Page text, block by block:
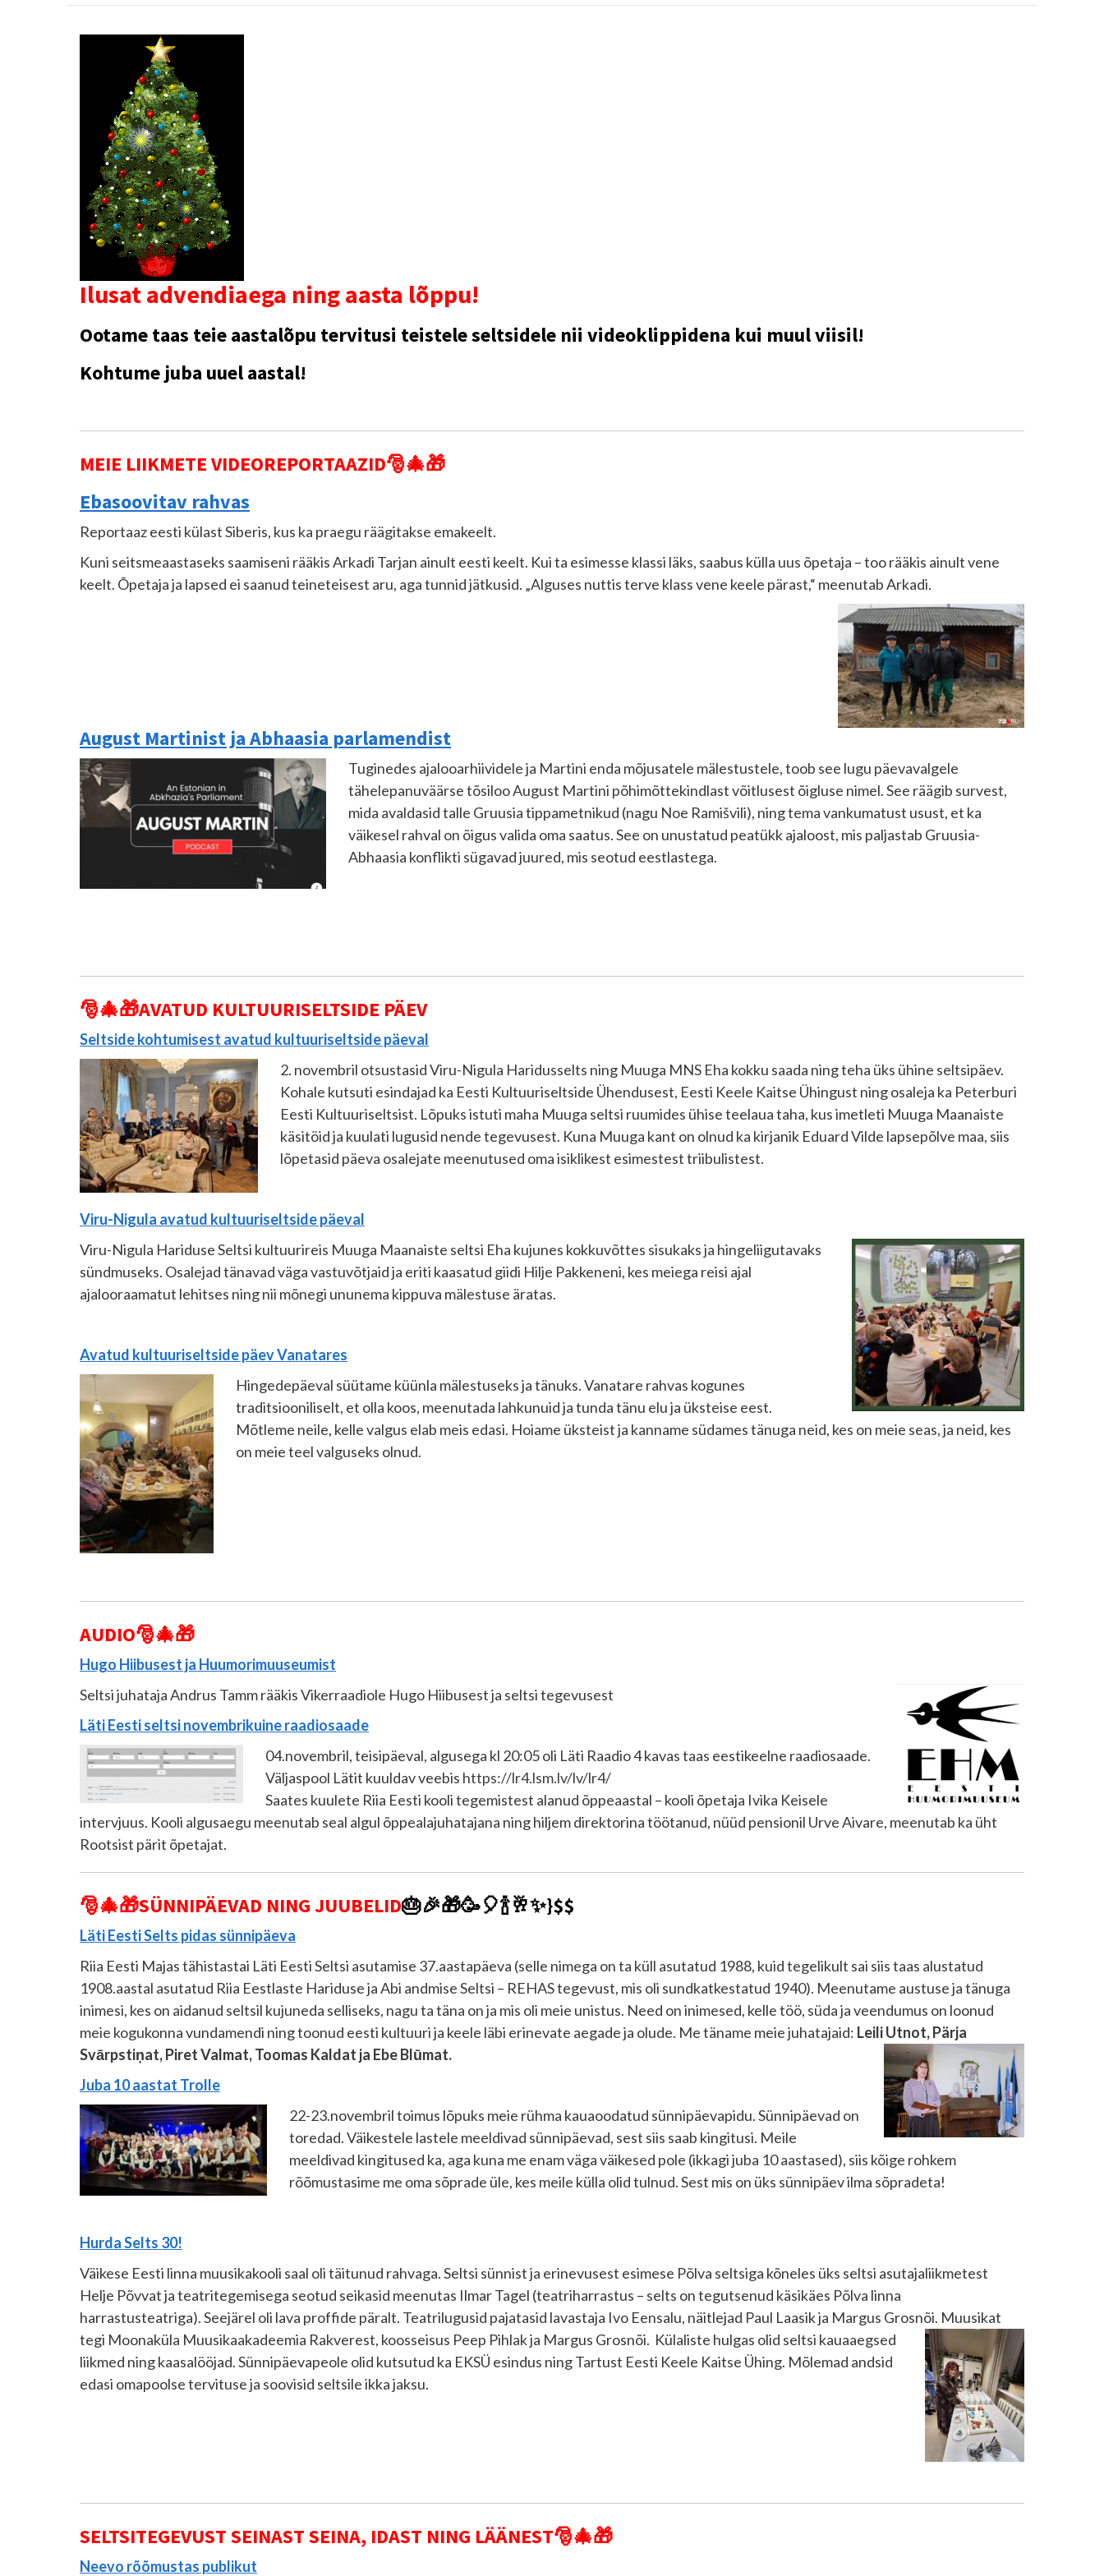
Ilusat advendiaega ning aasta lõppu!
Ootame taas teie aastalõpu tervitusi teistele seltsidele nii videoklippidena kui muul viisil!
Kohtume juba uuel aastal!
MEIE LIIKMETE VIDEOREPORTAAZID🎅🎄🎁
Ebasoovitav rahvas
Reportaaz eesti külast Siberis, kus ka praegu räägitakse emakeelt.
Kuni seitsmeaastaseks saamiseni rääkis Arkadi Tarjan ainult eesti keelt. Kui ta esimesse klassi läks, saabus külla uus õpetaja – too rääkis ainult vene
keelt. Õpetaja ja lapsed ei saanud teineteisest aru, aga tunnid jätkusid. „Alguses nuttis terve klass vene keele pärast,“ meenutab Arkadi.
August Martinist ja Abhaasia parlamendist
Tuginedes ajalooarhiividele ja Martini enda mõjusatele mälestustele, toob see lugu päevavalgele
tähelepanuväärse tõsiloo August Martini põhimõttekindlast võitlusest õigluse nimel. See räägib survest,
mida avaldasid talle Gruusia tippametnikud (nagu Noe Ramišvili), ning tema vankumatust usust, et ka
väikesel rahval on õigus valida oma saatus. See on unustatud peatükk ajaloost, mis paljastab Gruusia-
Abhaasia konflikti sügavad juured, mis seotud eestlastega.
🎅🎄🎁AVATUD KULTUURISELTSIDE PÄEV
Seltside kohtumisest avatud kultuuriseltside päeval
2. novembril otsustasid Viru-Nigula Haridusselts ning Muuga MNS Eha kokku saada ning teha üks ühine seltsipäev.
Kohale kutsuti esindajad ka Eesti Kultuuriseltside Ühendusest, Eesti Keele Kaitse Ühingust ning osaleja ka Peterburi
Eesti Kultuuriseltsist. Lõpuks istuti maha Muuga seltsi ruumides ühise teelaua taha, kus imetleti Muuga Maanaiste
käsitöid ja kuulati lugusid nende tegevusest. Kuna Muuga kant on olnud ka kirjanik Eduard Vilde lapsepõlve maa, siis
lõpetasid päeva osalejate meenutused oma isiklikest esimestest triibulistest.
Viru-Nigula avatud kultuuriseltside päeval
Viru-Nigula Hariduse Seltsi kultuurireis Muuga Maanaiste seltsi Eha kujunes kokkuvõttes sisukaks ja hingeliigutavaks
sündmuseks. Osalejad tänavad väga vastuvõtjaid ja eriti kaasatud giidi Hilje Pakkeneni, kes meiega reisi ajal
ajalooraamatut lehitses ning nii mõnegi ununema kippuva mälestuse äratas.
Avatud kultuuriseltside päev Vanatares
Hingedepäeval süütame küünla mälestuseks ja tänuks. Vanatare rahvas kogunes
traditsiooniliselt, et olla koos, meenutada lahkunuid ja tunda tänu elu ja üksteise eest.
Mõtleme neile, kelle valgus elab meis edasi. Hoiame üksteist ja kanname südames tänuga neid, kes on meie seas, ja neid, kes
on meie teel valguseks olnud.
AUDIO🎅🎄🎁
Hugo Hiibusest ja Huumorimuuseumist
Seltsi juhataja Andrus Tamm rääkis Vikerraadiole Hugo Hiibusest ja seltsi tegevusest
Läti Eesti seltsi novembrikuine raadiosaade
04.novembril, teisipäeval, algusega kl 20:05 oli Läti Raadio 4 kavas taas eestikeelne raadiosaade.
Väljaspool Lätit kuuldav veebis https://lr4.lsm.lv/lv/lr4/
Saates kuulete Riia Eesti kooli tegemistest alanud õppeaastal – kooli õpetaja Ivika Keisele
intervjuus. Kooli algusaegu meenutab seal algul õppealajuhatajana ning hiljem direktorina töötanud, nüüd pensionil Urve Aivare, meenutab ka üht
Rootsist pärit õpetajat.
🎅🎄🎁SÜNNIPÄEVAD NING JUUBELID🎂🎉🎁🥳🎈🍾🥂✨}$$
Läti Eesti Selts pidas sünnipäeva
Riia Eesti Majas tähistastai Läti Eesti Seltsi asutamise 37.aastapäeva (selle nimega on ta küll asutatud 1988, kuid tegelikult sai siis taas alustatud
1908.aastal asutatud Riia Eestlaste Hariduse ja Abi andmise Seltsi – REHAS tegevust, mis oli sundkatkestatud 1940). Meenutame austuse ja tänuga
inimesi, kes on aidanud seltsil kujuneda selliseks, nagu ta täna on ja mis oli meie unistus. Need on inimesed, kelle töö, süda ja veendumus on loonud
meie kogukonna vundamendi ning toonud eesti kultuuri ja keele läbi erinevate aegade ja olude. Me täname meie juhatajaid: Leili Utnot, Pärja
Svārpstiņat, Piret Valmat, Toomas Kaldat ja Ebe Blūmat.
Juba 10 aastat Trolle
22-23.novembril toimus lõpuks meie rühma kauaoodatud sünnipäevapidu. Sünnipäevad on
toredad. Väikestele lastele meeldivad sünnipäevad, sest siis saab kingitusi. Meile
meeldivad kingitused ka, aga kuna me enam väga väikesed pole (ikkagi juba 10 aastased), siis kõige rohkem
rõõmustasime me oma sõprade üle, kes meile külla olid tulnud. Sest mis on üks sünnipäev ilma sõpradeta!
Hurda Selts 30!
Väikese Eesti linna muusikakooli saal oli täitunud rahvaga. Seltsi sünnist ja erinevusest esimese Põlva seltsiga kõneles üks seltsi asutajaliikmetest
Helje Põvvat ja teatritegemisega seotud seikasid meenutas Ilmar Tagel (teatriharrastus – selts on tegutsenud käsikäes Põlva linna
harrastusteatriga). Seejärel oli lava proffide päralt. Teatrilugusid pajatasid lavastaja Ivo Eensalu, näitlejad Paul Laasik ja Margus Grosnõi. Muusikat
tegi Moonaküla Muusikaakadeemia Rakverest, koosseisus Peep Pihlak ja Margus Grosnõi. Külaliste hulgas olid seltsi kauaaegsed
liikmed ning kaasalööjad. Sünnipäevapeole olid kutsutud ka EKSÜ esindus ning Tartust Eesti Keele Kaitse Ühing. Mõlemad andsid
edasi omapoolse tervituse ja soovisid seltsile ikka jaksu.
SELTSITEGEVUST SEINAST SEINA, IDAST NING LÄÄNEST🎅🎄🎁
Neevo rõõmustas publikut